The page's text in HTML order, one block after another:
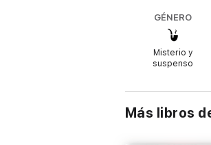
Mientras tanto, el
del Camino de
Vázquez
GÉNERO
Misterio y
suspenso
Más libros